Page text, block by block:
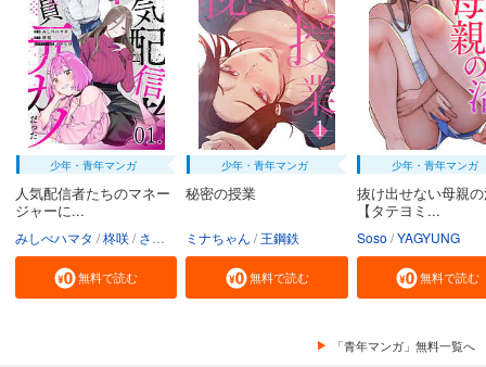
少年・青年マンガ
人気配信者たちのマネー
ジャーに...
みしべハマタ 柊咲 さかむけ
無料で読む
少年・青年マンガ
秘密の授業
ミナちゃん 王鋼鉄
無料で読む
少年・青年マンガ
抜け出せない母親
【タテヨミ...
Soso YAGYUNG
無料で読む
「青年マンガ」無料一覧へ